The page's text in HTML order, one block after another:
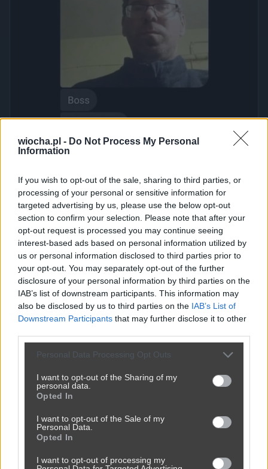
wiocha.pl - Do Not Process My Personal
Information
If you wish to opt-out of the sale, sharing to third parties, or
processing of your personal or sensitive information for
targeted advertising by us, please use the below opt-out
section to confirm your selection. Please note that after your
opt-out request is processed you may continue seeing
interest-based ads based on personal information utilized by
us or personal information disclosed to third parties prior to
your opt-out. You may separately opt-out of the further
disclosure of your personal information by third parties on the
IAB’s list of downstream participants. This information may
also be disclosed by us to third parties on the IAB’s List of
Downstream Participants that may further disclose it to other
Personal Data Processing Opt Outs
I want to opt-out of the Sharing of my
personal data.
Opted In
I want to opt-out of the Sale of my
Personal Data.
Opted In
I want to opt-out of processing my
A to niespodzianka
przezmr0zu— 3 godziny temu
Kategoria: 🏛️ Polityka Tagi: #polityka #trump #news
#usa
#rakiety